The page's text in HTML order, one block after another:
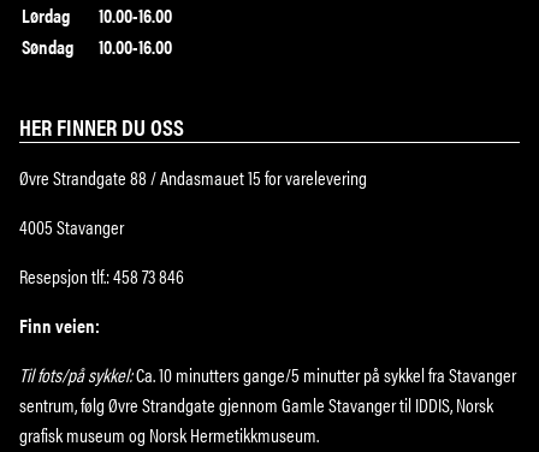
Lørdag
10.00-16.00
Søndag
10.00-16.00
HER FINNER DU OSS
Øvre Strandgate 88 / Andasmauet 15 for varelevering
4005 Stavanger
Resepsjon tlf.: 458 73 846
Finn veien:
Til fots/på sykkel:Ca. 10 minutters gange/5 minutter på sykkel fra Stavanger
sentrum, følg Øvre Strandgate gjennom Gamle Stavanger til IDDIS, Norsk
grafisk museum og Norsk Hermetikkmuseum.